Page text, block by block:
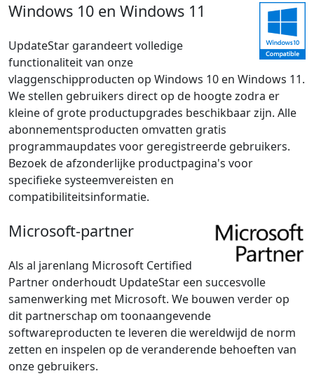
Windows 10 en Windows 11
UpdateStar garandeert volledige
functionaliteit van onze
vlaggenschipproducten op Windows 10 en Windows 11.
We stellen gebruikers direct op de hoogte zodra er
kleine of grote productupgrades beschikbaar zijn. Alle
abonnementsproducten omvatten gratis
programmaupdates voor geregistreerde gebruikers.
Bezoek de afzonderlijke productpagina's voor
specifieke systeemvereisten en
compatibiliteitsinformatie.
Microsoft-partner
Als al jarenlang Microsoft Certified
Partner onderhoudt UpdateStar een succesvolle
samenwerking met Microsoft. We bouwen verder op
dit partnerschap om toonaangevende
softwareproducten te leveren die wereldwijd de norm
zetten en inspelen op de veranderende behoeften van
onze gebruikers.